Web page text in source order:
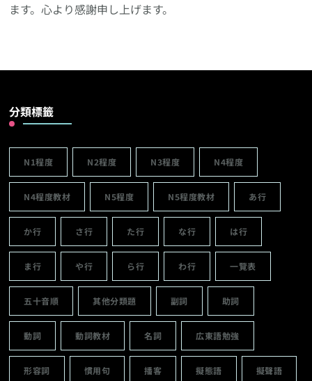
ます。心より感謝申し上げます。
分類標籤
N1程度 N2程度 N3程度 N4程度
N4程度教材 N5程度 N5程度教材 あ行
か行 さ行 た行 な行 は行
ま行 や行 ら行 わ行 一覽表
五十音順 其他分類題 副詞 助詞
動詞 動詞教材 名詞 広東語勉強
形容詞 慣用句 播客 擬態語 擬聲語